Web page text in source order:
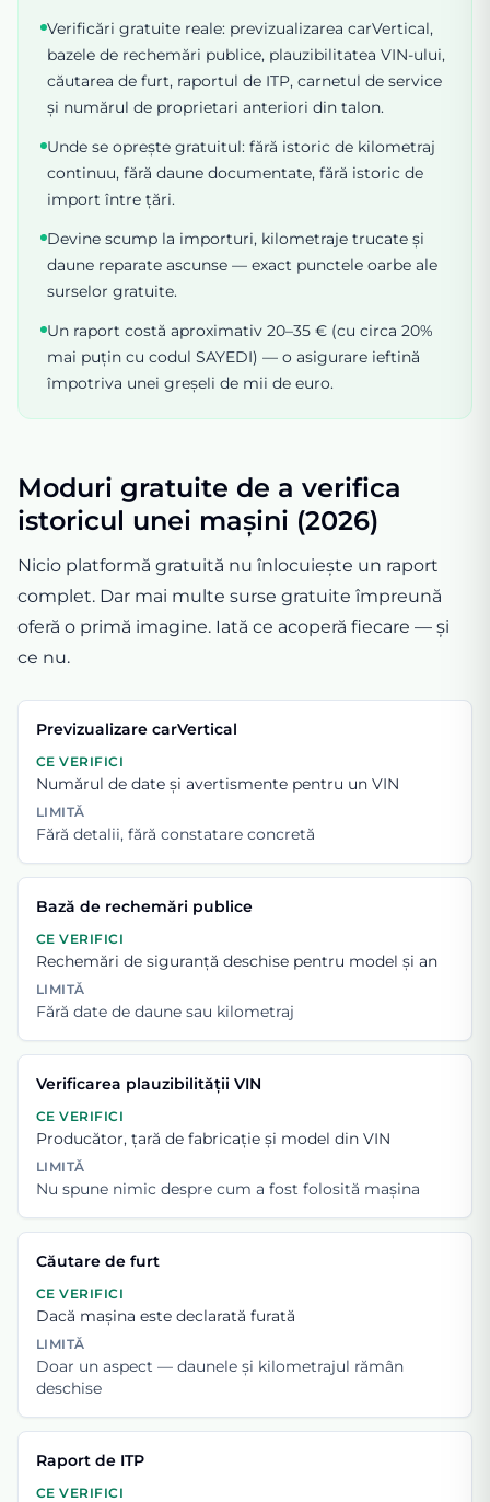
Verificări gratuite reale: previzualizarea carVertical,
bazele de rechemări publice, plauzibilitatea VIN-ului,
căutarea de furt, raportul de ITP, carnetul de service
și numărul de proprietari anteriori din talon.
Unde se oprește gratuitul: fără istoric de kilometraj
continuu, fără daune documentate, fără istoric de
import între țări.
Devine scump la importuri, kilometraje trucate și
daune reparate ascunse — exact punctele oarbe ale
surselor gratuite.
Un raport costă aproximativ 20–35 € (cu circa 20%
mai puțin cu codul SAYEDI) — o asigurare ieftină
împotriva unei greșeli de mii de euro.
Moduri gratuite de a verifica
istoricul unei mașini (2026)
Nicio platformă gratuită nu înlocuiește un raport
complet. Dar mai multe surse gratuite împreună
oferă o primă imagine. Iată ce acoperă fiecare — și
ce nu.
Previzualizare carVertical
CE VERIFICI
Numărul de date și avertismente pentru un VIN
LIMITĂ
Fără detalii, fără constatare concretă
Bază de rechemări publice
CE VERIFICI
Rechemări de siguranță deschise pentru model și an
LIMITĂ
Fără date de daune sau kilometraj
Verificarea plauzibilității VIN
CE VERIFICI
Producător, țară de fabricație și model din VIN
LIMITĂ
Nu spune nimic despre cum a fost folosită mașina
Căutare de furt
CE VERIFICI
Dacă mașina este declarată furată
LIMITĂ
Doar un aspect — daunele și kilometrajul rămân
deschise
Raport de ITP
CE VERIFICI